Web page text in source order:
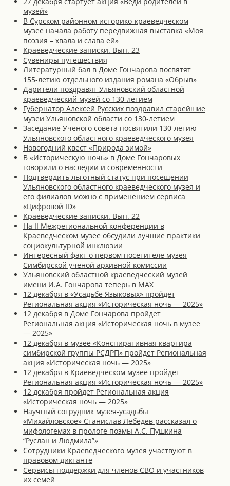
музей»
В Сурском районном историко-краеведческом
музее начала работу передвижная выставка «Моя
поэзия – хвала и слава ей»
Краеведческие записки. Вып. 23
Сувениры путешествия
Литературный бал в Доме Гончарова посвятят
155-летию отдельного издания романа «Обрыв»
Дарители поздравят Ульяновский областной
краеведческий музей со 130-летием
Губернатор Алексей Русских поздравил старейшие
музеи Ульяновской области со 130-летием
Заседание Ученого совета посвятили 130-летию
Ульяновского областного краеведческого музея
Новогодний квест «Природа зимой»
В «Историческую ночь» в Доме Гончаровых
говорили о наследии и современности
Подтвердить льготный статус при посещении
Ульяновского областного краеведческого музея и
его филиалов можно с применением сервиса
«Цифровой ID»
Краеведческие записки. Вып. 22
На II Межрегиональной конференции в
Краеведческом музее обсудили лучшие практики
социокультурной инклюзии
Интересный факт о первом посетителе музея
Симбирской ученой архивной комиссии
Ульяновский областной краеведческий музей
имени И.А. Гончарова теперь в MAX
12 декабря в «Усадьбе Языковых» пройдет
Региональная акция «Историческая ночь — 2025»
12 декабря в Доме Гончарова пройдет
Региональная акция «Историческая ночь в музее
— 2025»
12 декабря в музее «Конспиративная квартира
симбирской группы РСДРП» пройдет Региональная
акция «Историческая ночь — 2025»
12 декабря в Краеведческом музее пройдет
Региональная акция «Историческая ночь — 2025»
12 декабря пройдет Региональная акция
«Историческая ночь — 2025»
Научный сотрудник музея-усадьбы
«Михайловское» Станислав Лебедев рассказал о
мифологемах в прологе поэмы А.С. Пушкина
“Руслан и Людмила”»
Сотрудники Краеведческого музея участвуют в
правовом диктанте
Сервисы поддержки для членов СВО и участников
их семей